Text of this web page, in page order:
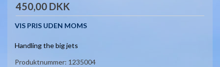
450,00 DKK
VIS PRIS UDEN MOMS
Handling the big jets
Produktnummer: 1235004